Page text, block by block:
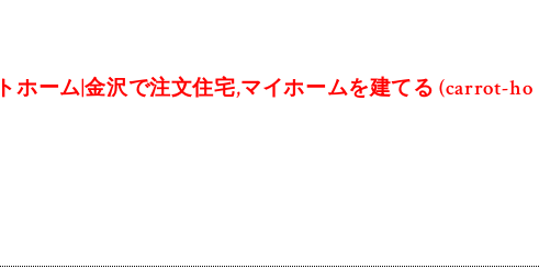
ホーム|金沢で注文住宅,マイホームを建てる (carrot-ho